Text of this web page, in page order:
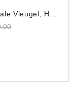
Prijs